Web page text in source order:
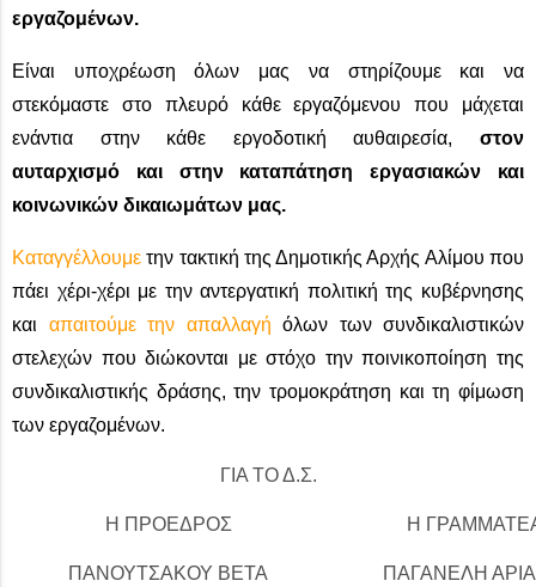
εργαζομένων.
Είναι υποχρέωση όλων μας να στηρίζουμε και να
στεκόμαστε στο πλευρό κάθε εργαζόμενου που μάχεται
ενάντια στην κάθε εργοδοτική αυθαιρεσία, στον
αυταρχισμό και στην καταπάτηση εργασιακών και
κοινωνικών δικαιωμάτων μας.
Καταγγέλλουμε την τακτική της Δημοτικής Αρχής Αλίμου που
πάει χέρι-χέρι με την αντεργατική πολιτική της κυβέρνησης
και απαιτούμε την απαλλαγή όλων των συνδικαλιστικών
στελεχών που διώκονται με στόχο την ποινικοποίηση της
συνδικαλιστικής δράσης, την τρομοκράτηση και τη φίμωση
των εργαζομένων.
ΓΙΑ ΤΟ Δ.Σ.
Η ΠΡΟΕΔΡΟΣ
ΠΑΝΟΥΤΣΑΚΟΥ ΒΕΤΑ
Η
ΠΑΓΑΝΕΛΗ